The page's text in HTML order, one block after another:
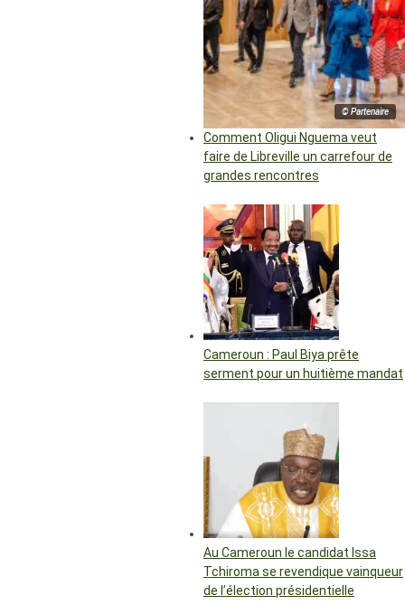
© Partenaire
Comment Oligui Nguema veut
faire de Libreville un carrefour de
grandes rencontres
Cameroun : Paul Biya prête
serment pour un huitième mandat
Au Cameroun le candidat Issa
Tchiroma se revendique vainqueur
de l’élection présidentielle